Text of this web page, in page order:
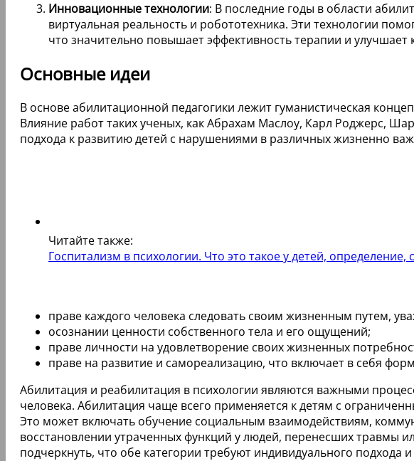
Инновационные технологии: В последние годы в области
виртуальная реальность и робототехника. Эти технологии
что значительно повышает эффективность терапии и улучшает
Основные идеи
В основе абилитационной педагогики лежит гуманистическая
Влияние работ таких ученых, как Абрахам Маслоу, Карл Роджерс,
подхода к развитию детей с нарушениями в различных жизненно
Читайте также:
Госпитализм в психологии. Что это такое у детей,
праве каждого человека следовать своим жизненным путем,
осознании ценности собственного тела и его ощущений;
праве личности на удовлетворение своих жизненных
праве на развитие и самореализацию, что включает в себя
Абилитация и реабилитация в психологии являются важными
человека. Абилитация чаще всего применяется к детям с
Это может включать обучение социальным взаимодействиям,
восстановлении утраченных функций у людей, перенесших травмы
подчеркнуть, что обе категории требуют индивидуального подхода